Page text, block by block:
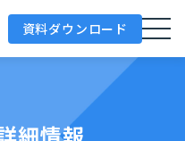
資料ダウンロード